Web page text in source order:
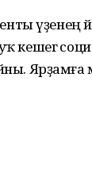
үҙенең
кешегә
Ярҙамға